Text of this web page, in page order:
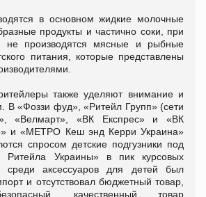
в основном жидкие молочные
продукты и частично соки, при
не производятся мясные и рыбные
питания, которые представлены
также уделяют внимание и
В «Фоззи фуд», «Ритейл Групп» (сети
«Велмарт», «ВК Експрес» и «ВК
и «МЕТРО Кеш энд Керри Украина»
спросом детские подгузники под
Украины» в пик курсовых
среди аксессуаров для детей был
и отсутствовал бюджетный товар,
качественный товар